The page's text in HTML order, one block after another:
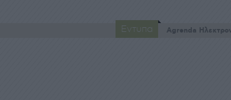
Έντυπα Agrenda